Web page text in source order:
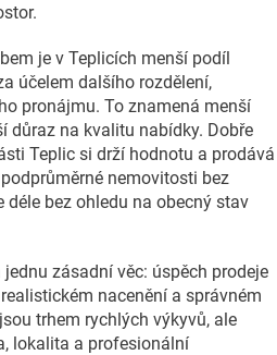
je v Teplicích menší podíl
účelem dalšího rozdělení,
pronájmu. To znamená menší
důraz na kvalitu nabídky. Dobře
Teplic si drží hodnotu a prodává
nemovitosti bez
bez ohledu na obecný stav
zásadní věc: úspěch prodeje
nacenění a správném
trhem rychlých výkyvů, ale
lokalita a profesionální